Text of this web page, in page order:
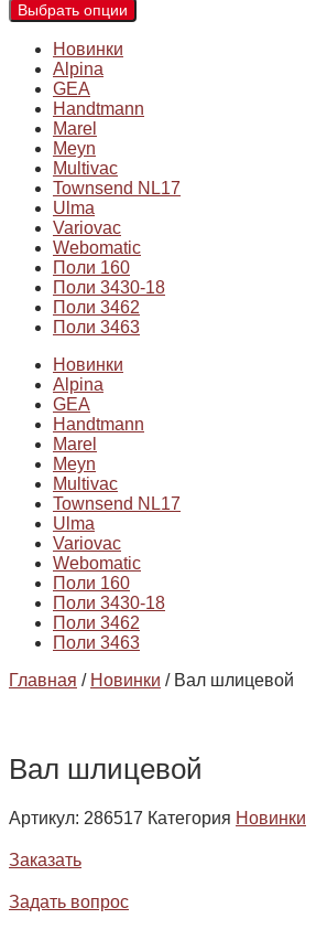
Выбрать опции
Новинки
Alpina
GEA
Handtmann
Marel
Meyn
Multivac
Townsend NL17
Ulma
Variovac
Webomatic
Поли 160
Поли 3430-18
Поли 3462
Поли 3463
Новинки
Alpina
GEA
Handtmann
Marel
Meyn
Multivac
Townsend NL17
Ulma
Variovac
Webomatic
Поли 160
Поли 3430-18
Поли 3462
Поли 3463
Главная / Новинки / Вал шлицевой
Вал шлицевой
Артикул: 286517 Категория Новинки
Заказать
Задать вопрос